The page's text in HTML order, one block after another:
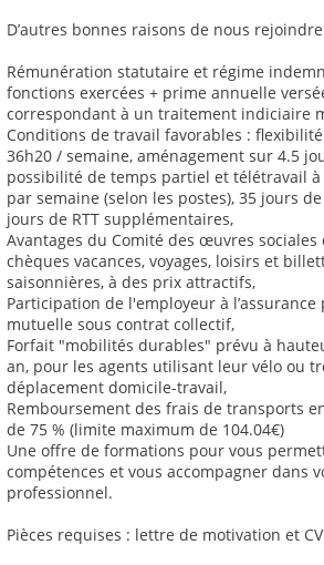
D’autres bonnes raisons de nous
Rémunération statutaire et régime
fonctions exercées + prime annuelle
correspondant à un traitement indiciaire
Conditions de travail favorables :
36h20 / semaine, aménagement sur 4.5
possibilité de temps partiel et télétravail
par semaine (selon les postes), 35 jours
jours de RTT supplémentaires,
Avantages du Comité des œuvres sociales
chèques vacances, voyages, loisirs et
saisonnières, à des prix attractifs,
Participation de l'employeur à l’assurance
mutuelle sous contrat collectif,
Forfait "mobilités durables" prévu à
an, pour les agents utilisant leur vélo ou
déplacement domicile-travail,
Remboursement des frais de transports
de 75 % (limite maximum de 104.04€)
Une offre de formations pour vous
compétences et vous accompagner dans
professionnel.
Pièces requises : lettre de motivation et